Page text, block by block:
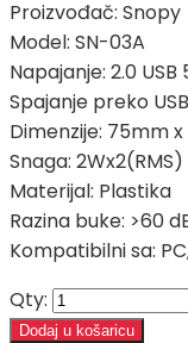
Proizvođač: Snopy
Model: SN-03A
Napajanje: 2.0 USB
Spajanje preko
Dimenzije: 75mm
Snaga: 2Wx2(RMS)
Materijal: Plastika
Razina buke: >60
Kompatibilni sa:
Qty:
Dodaj u košaricu